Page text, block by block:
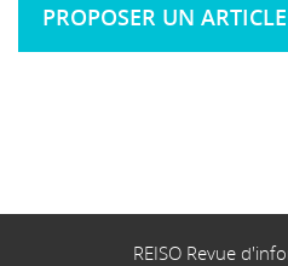
PROPOSER UN ARTICLE
REISO Revue